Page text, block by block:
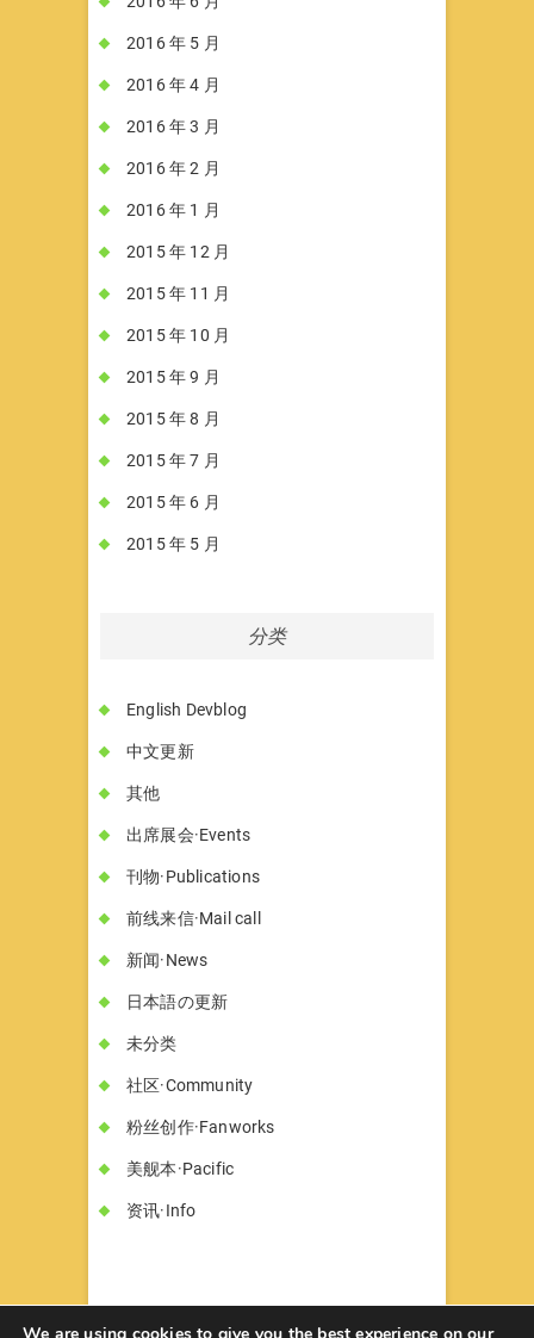
2016 年 5 月
2016 年 4 月
2016 年 3 月
2016 年 2 月
2016 年 1 月
2015 年 12 月
2015 年 11 月
2015 年 10 月
2015 年 9 月
2015 年 8 月
2015 年 7 月
2015 年 6 月
2015 年 5 月
分类
English Devblog
中文更新
其他
出席展会·Events
刊物·Publications
前线来信·Mail call
新闻·News
日本語の更新
未分类
社区·Community
粉丝创作·Fanworks
美舰本·Pacific
资讯·Info